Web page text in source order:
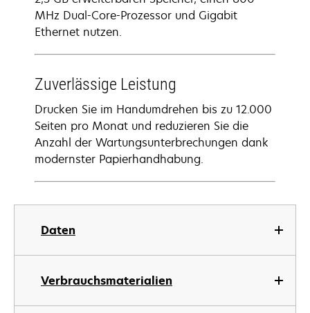
Daten
Verbrauchsmaterialien
MHz Dual-Core-Prozessor und Gigabit
Ethernet nutzen.
Zuverlässige Leistung
Drucken Sie im Handumdrehen bis zu 12.000
Seiten pro Monat und reduzieren Sie die
Anzahl der Wartungsunterbrechungen dank
modernster Papierhandhabung.